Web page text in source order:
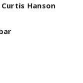
Curtis Hanson